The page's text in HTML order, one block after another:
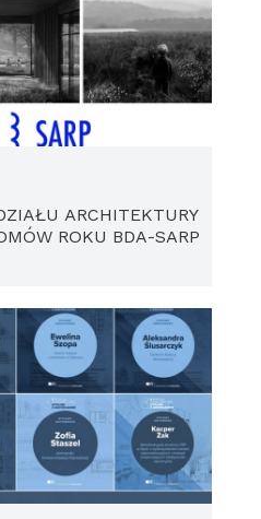
ARCHITEKTURY
ROKU BDA-SARP